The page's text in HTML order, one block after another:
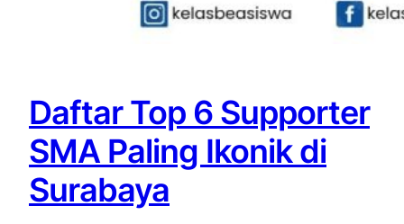
Daftar Top 6 Supporter
SMA Paling Ikonik di
Surabaya